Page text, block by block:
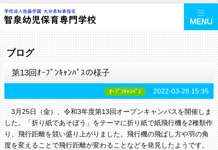
ブログ
第13回ｵｰﾌﾟﾝｷｬﾝﾊﾟｽの様子
ｵｰﾌﾟﾝｷｬﾝﾊﾟｽ 2022-03-28 15:35
3月25日（金）、令和3年度第13回オープンキャンパスを開催しま
した。「折り紙であそぼう」をテーマに折り紙で紙飛行機を2種類作
り、飛行距離を競い盛り上がりました。飛行機の飛ばし方や羽の角
度を変えることで飛行距離が変わることなどを発見したようです。